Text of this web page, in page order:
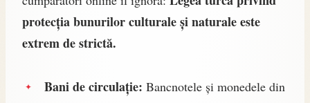
protecția bunurilor culturale și naturale este
extrem de strictă.
Bani de circulație: Bancnotele și monedele din